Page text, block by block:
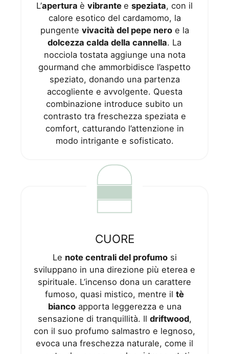
L’apertura è vibrante e speziata, con il
calore esotico del cardamomo, la
pungente vivacità del pepe neroe la
dolcezza calda della cannella. La
nocciola tostata aggiunge una nota
gourmand che ammorbidisce l’aspetto
speziato, donando una partenza
accogliente e avvolgente. Questa
combinazione introduce subito un
contrasto tra freschezza speziata e
comfort, catturando l’attenzione in
modo intrigante e sofisticato.
CUORE
Le note centrali del profumosi
sviluppano in una direzione più eterea e
spirituale. L’incenso dona un carattere
fumoso, quasi mistico, mentre il tè
biancoapporta leggerezza e una
sensazione di tranquillità. Il driftwood,
con il suo profumo salmastro e legnoso,
evoca una freschezza naturale, come il